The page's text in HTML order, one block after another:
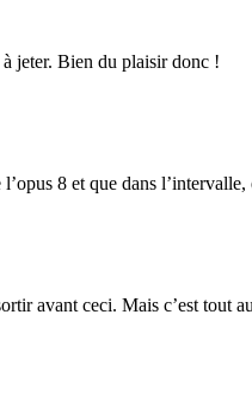
jeter. Bien du plaisir donc !
8 et que dans
avant ceci. Mais c’est tout